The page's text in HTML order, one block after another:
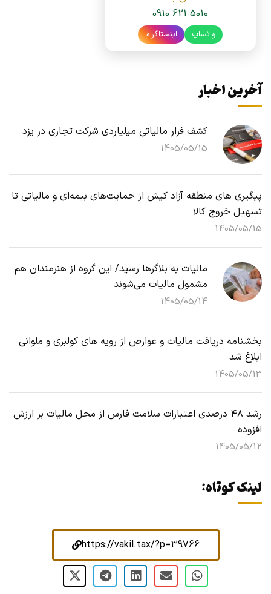
0910 621 5010
واتساپ اینستاگرام
آخرین اخبار
کشف فرار مالیاتی میلیاردی شرکت تجاری در یزد
1405/05/15
پیگیری های منطقه آزاد کیش از حمایت‌های بیمه‌ای و مالیاتی تا
تسهیل خروج کالا
1405/05/15
مالیات به بلاگرها رسید/ این گروه از هنرمندان هم
مشمول مالیات می‌شوند
1405/05/14
بخشنامه دریافت مالیات و عوارض از رویه های کولبری و ملوانی
ابلاغ شد
1405/05/13
رشد ۴۸ درصدی اعتبارات سلامت فارس از محل مالیات بر ارزش
افزوده
1405/05/12
لینک کوتاه:
https://vakil.tax/?p=39766